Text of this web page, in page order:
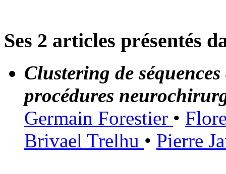
Ses 2 articles présentés
Clustering de
procédures
Germain Forestier •
Brivael Trelhu • Pierre